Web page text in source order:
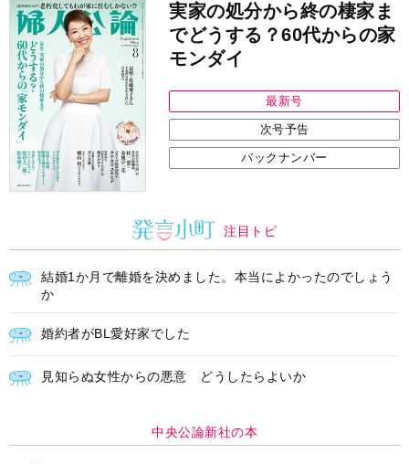
実家の処分から終の棲家ま
でどうする？60代からの家
モンダイ
最新号
次号予告
バックナンバー
注目トピ
結婚1か月で離婚を決めました。本当によかったのでしょう
か
婚約者がBL愛好家でした
見知らぬ女性からの悪意 どうしたらよいか
中央公論新社の本